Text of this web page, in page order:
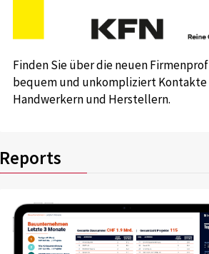
Finden Sie über die neuen
bequem und unkompliziert Kontakte
Handwerkern und Herstellern.
Reports